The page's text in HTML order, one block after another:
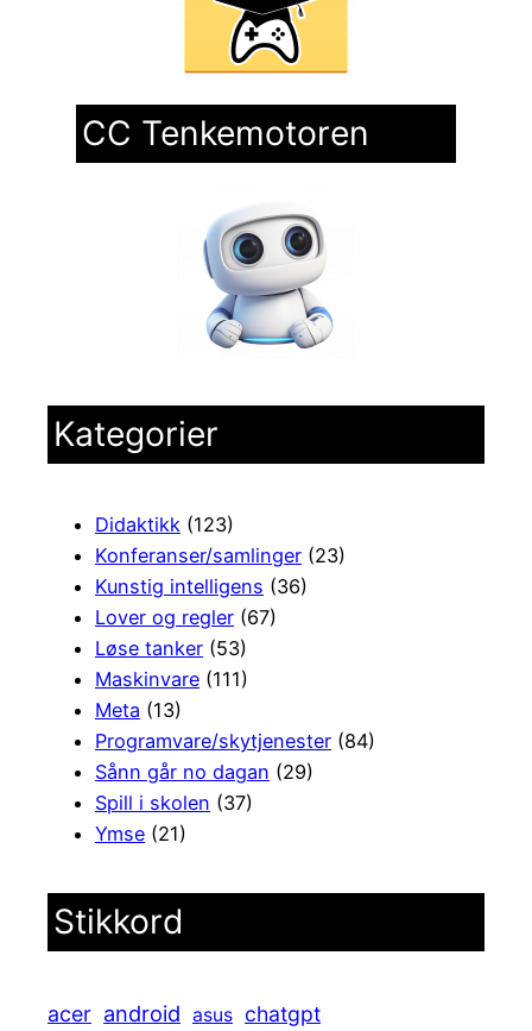
CC Tenkemotoren
Kategorier
Didaktikk (123)
Konferanser/samlinger (23)
Kunstig intelligens (36)
Lover og regler (67)
Løse tanker (53)
Maskinvare (111)
Meta (13)
Programvare/skytjenester (84)
Sånn går no dagan (29)
Spill i skolen (37)
Ymse (21)
Stikkord
acer android asus chatgpt